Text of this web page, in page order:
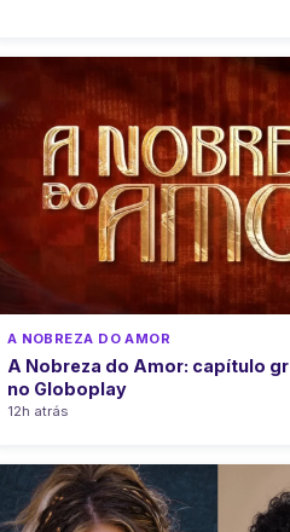
A NOBREZA DO AMOR
A Nobreza do Amor: capítulo
no Globoplay
12h atrás